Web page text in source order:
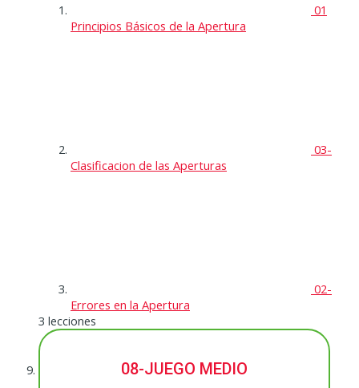
01
Principios Básicos de la Apertura
03-
Clasificacion de las Aperturas
02-
Errores en la Apertura
3 lecciones
08-JUEGO MEDIO